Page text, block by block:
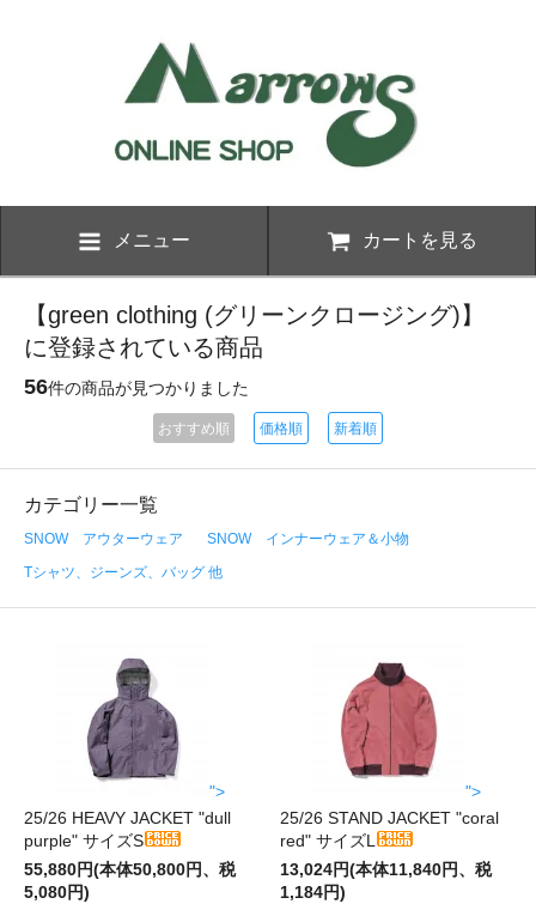
メニュー カートを見る
【green clothing (グリーンクロージング)】
に登録されている商品
56件の商品が見つかりました
おすすめ順 価格順 新着順
カテゴリー一覧
SNOW アウターウェア
SNOW インナーウェア＆小物
Tシャツ、ジーンズ、バッグ 他
">
25/26 HEAVY JACKET "dull
purple" サイズS
55,880円(本体50,800円、税
5,080円)
">
25/26 STAND JACKET "coral
red" サイズL
13,024円(本体11,840円、税
1,184円)